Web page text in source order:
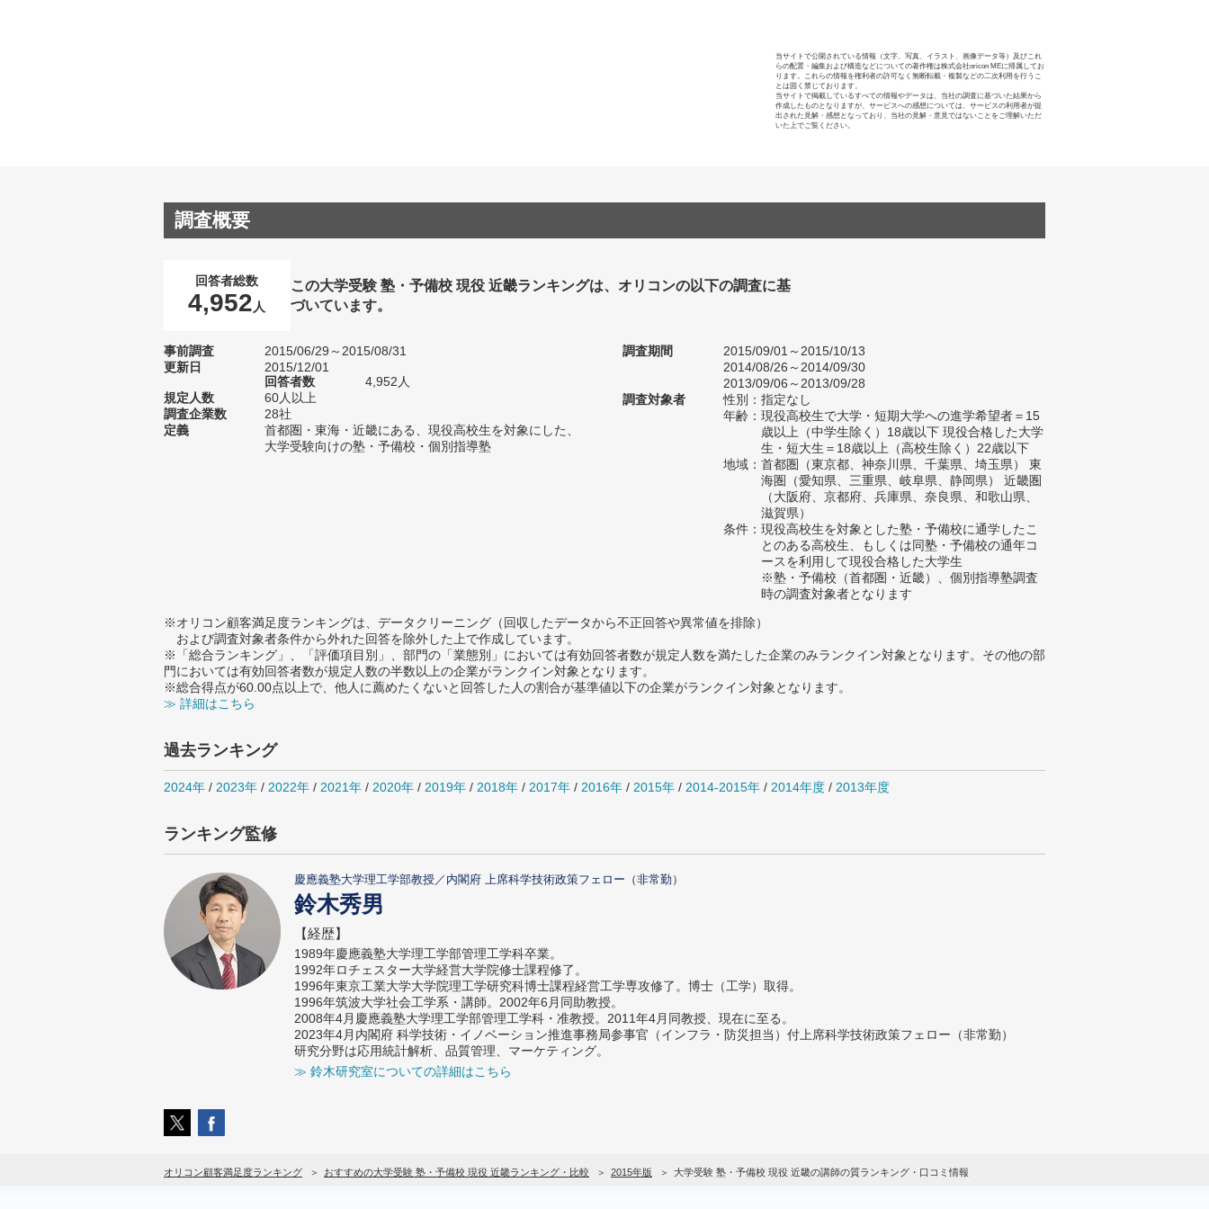
当サイトで公開されている情報（文字、写真、イラスト、画像データ等）及びこれ
らの配置・編集および構造などについての著作権は株式会社oricon MEに帰属してお
ります。これらの情報を権利者の許可なく無断転載・複製などの二次利用を行うこ
とは固く禁じております。
当サイトで掲載しているすべての情報やデータは、当社の調査に基づいた結果から
作成したものとなりますが、サービスへの感想については、サービスの利用者が提
出された見解・感想となっており、当社の見解・意見ではないことをご理解いただ
いた上でご覧ください。
調査概要
回答者総数
4,952 人
この大学受験 塾・予備校 現役 近畿ランキングは、オリコンの以下の調査に基
づいています。
事前調査
2015/06/29～2015/08/31
更新日
2015/12/01
回答者数
4,952人
規定人数
60人以上
調査企業数
28社
定義
首都圏・東海・近畿にある、現役高校生を対象にした、
大学受験向けの塾・予備校・個別指導塾
調査期間
2015/09/01～2015/10/13
2014/08/26～2014/09/30
2013/09/06～2013/09/28
調査対象者
性別：指定なし
年齢：現役高校生で大学・短期大学への進学希望者＝15
歳以上（中学生除く）18歳以下 現役合格した大学
生・短大生＝18歳以上（高校生除く）22歳以下
地域：首都圏（東京都、神奈川県、千葉県、埼玉県） 東
海圏（愛知県、三重県、岐阜県、静岡県） 近畿圏
（大阪府、京都府、兵庫県、奈良県、和歌山県、
滋賀県）
条件：現役高校生を対象とした塾・予備校に通学したこ
とのある高校生、もしくは同塾・予備校の通年コ
ースを利用して現役合格した大学生
※塾・予備校（首都圏・近畿）、個別指導塾調査
時の調査対象者となります
※オリコン顧客満足度ランキングは、データクリーニング（回収したデータから不正回答や異常値を排除）
および調査対象者条件から外れた回答を除外した上で作成しています。
※「総合ランキング」、「評価項目別」、部門の「業態別」においては有効回答者数が規定人数を満たした企業のみランクイン対象となります。その他の部
門においては有効回答者数が規定人数の半数以上の企業がランクイン対象となります。
※総合得点が60.00点以上で、他人に薦めたくないと回答した人の割合が基準値以下の企業がランクイン対象となります。
≫ 詳細はこちら
過去ランキング
2024年 / 2023年 / 2022年 / 2021年 / 2020年 / 2019年 / 2018年 / 2017年 / 2016年 / 2015年 / 2014-2015年 / 2014年度 / 2013年度
ランキング監修
慶應義塾大学理工学部教授／内閣府 上席科学技術政策フェロー（非常勤）
鈴木秀男
【経歴】
1989年慶應義塾大学理工学部管理工学科卒業。
1992年ロチェスター大学経営大学院修士課程修了。
1996年東京工業大学大学院理工学研究科博士課程経営工学専攻修了。博士（工学）取得。
1996年筑波大学社会工学系・講師。2002年6月同助教授。
2008年4月慶應義塾大学理工学部管理工学科・准教授。2011年4月同教授、現在に至る。
2023年4月内閣府 科学技術・イノベーション推進事務局参事官（インフラ・防災担当）付上席科学技術政策フェロー（非常勤）
研究分野は応用統計解析、品質管理、マーケティング。
≫ 鈴木研究室についての詳細はこちら
オリコン顧客満足度ランキング おすすめの大学受験 塾・予備校 現役 近畿ランキング・比較 2015年版 大学受験 塾・予備校 現役 近畿の講師の質ランキング・口コミ情報